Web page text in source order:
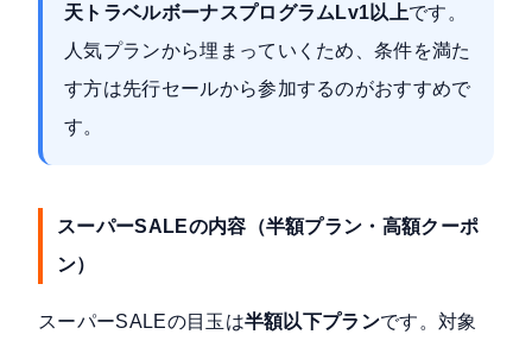
天トラベルボーナスプログラムLv1以上です。
人気プランから埋まっていくため、条件を満た
す方は先行セールから参加するのがおすすめで
す。
スーパーSALEの内容（半額プラン・高額クーポ
ン）
スーパーSALEの目玉は半額以下プランです。対象